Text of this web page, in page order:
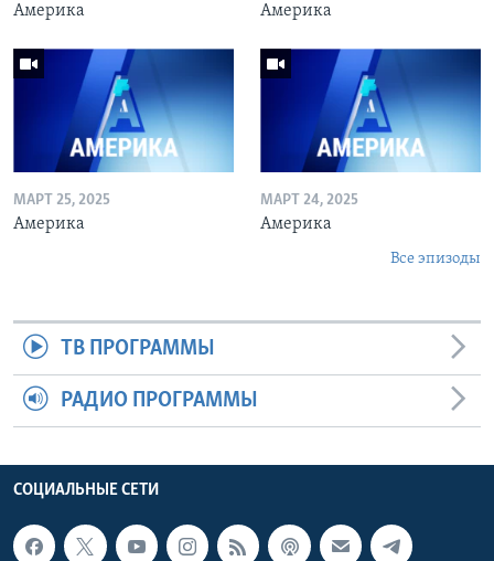
Америка Америка
МАРТ 25, 2025
Америка
МАРТ 24, 2025
Америка
Все эпизоды
ТВ ПРОГРАММЫ
РАДИО ПРОГРАММЫ
СОЦИАЛЬНЫЕ СЕТИ